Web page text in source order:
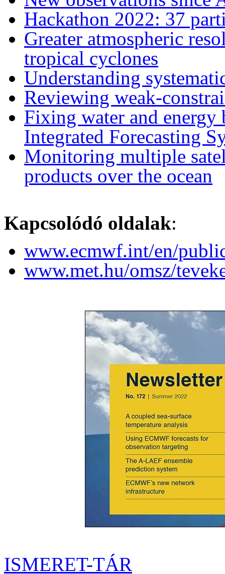
Hackathon 2022: 37
Greater atmospheric
tropical cyclones
Understanding
Reviewing weak-
Fixing water and energy
Integrated Forecasting
Monitoring multiple
products over the ocean
Kapcsolódó oldalak:
www.ecmwf.int/en/
www.met.hu/omsz/
ISMERET-TÁR